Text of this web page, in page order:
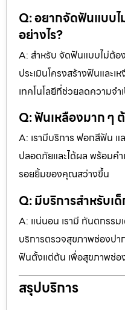
Q: อยากจัดฟันแบบ
อย่างไร?
A: สำหรับ จัดฟันแบบไม่ต้
ประเมินโครงสร้างฟันและเ
เทคโนโลยีที่ช่วยลดความจ
Q: ฟันเหลืองมาก ๆ
A: เรามีบริการ ฟอกสีฟัน แ
ปลอดภัยและได้ผล พร้อมค
รอยยิ้มของคุณสว่างขึ้น
Q: มีบริการสำหรับเ
A: แน่นอน เรามี ทันตกรรม
บริการตรวจสุขภาพช่องปา
ฟันตั้งแต่ต้น เพื่อสุขภาพช่อ
สรุปบริการ